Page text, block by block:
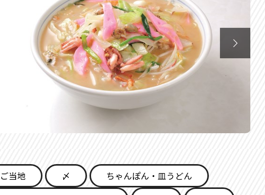

ご当地 〆
ちゃんぽん・皿うどん